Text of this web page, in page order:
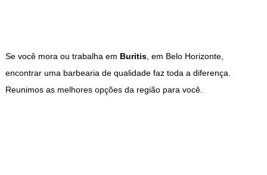
Se você mora ou trabalha em Buritis, em Belo Horizonte,
encontrar uma barbearia de qualidade faz toda a diferença.
Reunimos as melhores opções da região para você.